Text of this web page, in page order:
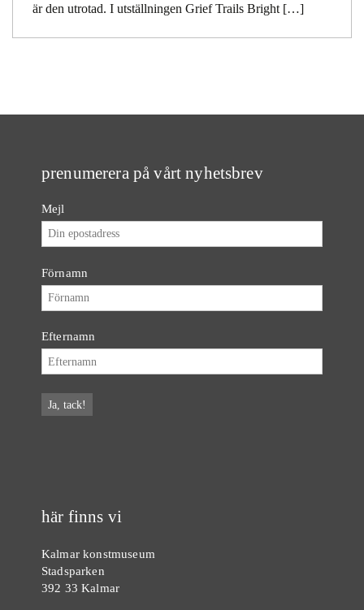
är den utrotad. I utställningen Grief Trails Bright […]
prenumerera på vårt nyhetsbrev
Mejl
Förnamn
Efternamn
här finns vi
Kalmar konstmuseum
Stadsparken
392 33 Kalmar